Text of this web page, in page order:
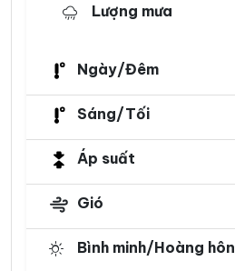
Lượng mưa
Ngày/Đêm
Sáng/Tối
Áp suất
Gió
Bình minh/Hoàng hôn